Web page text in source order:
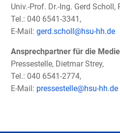
Univ.-Prof. Dr.-Ing. Gerd
Tel.: 040 6541-3341,
E-Mail: gerd.scholl@hsu-hh.de
Ansprechpartner für die
Pressestelle, Dietmar Strey,
Tel.: 040 6541-2774,
E-Mail: pressestelle@hsu-hh.de